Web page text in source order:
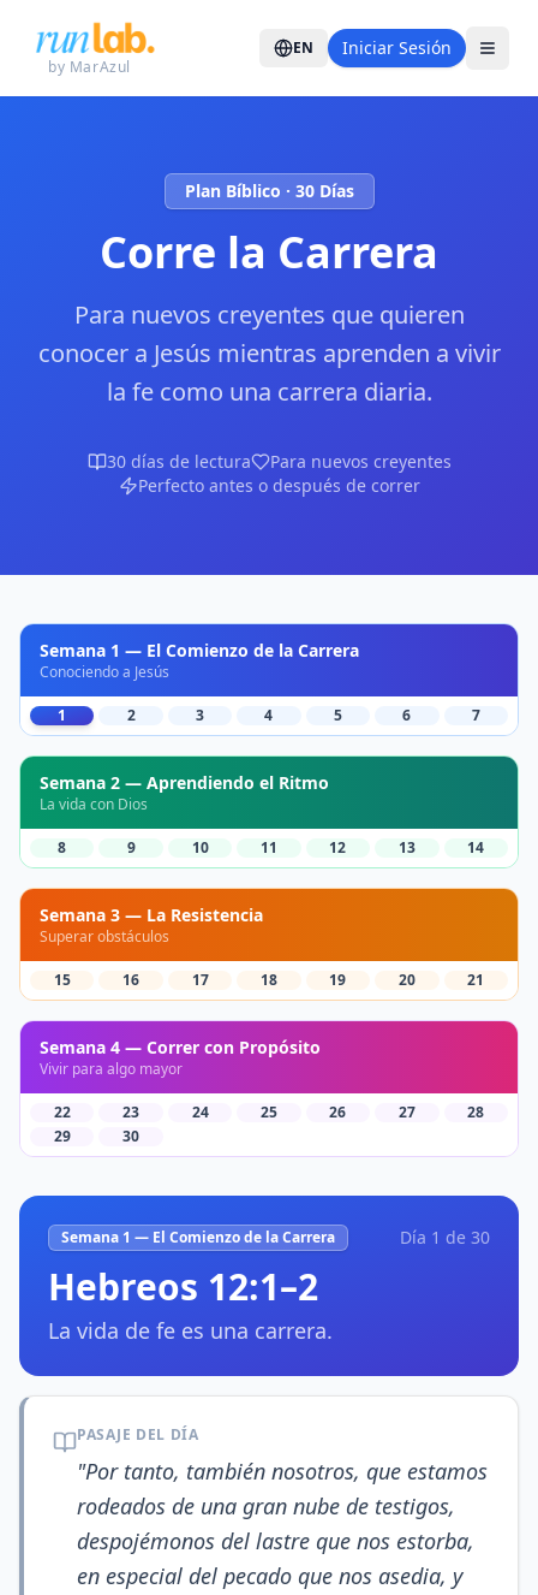
by MarAzul
EN Iniciar Sesión
Plan Bíblico · 30 Días
Corre la Carrera
Para nuevos creyentes que quieren
conocer a Jesús mientras aprenden a vivir
la fe como una carrera diaria.
30 días de lectura
Para nuevos creyentes
Perfecto antes o después de correr
Semana 1 — El Comienzo de la Carrera
Conociendo a Jesús
1 2 3 4 5 6 7
Semana 2 — Aprendiendo el Ritmo
La vida con Dios
8 9 10 11 12 13 14
Semana 3 — La Resistencia
Superar obstáculos
15 16 17 18 19 20 21
Semana 4 — Correr con Propósito
Vivir para algo mayor
22 23 24 25 26 27
28
29
30
Semana 1 — El Comienzo de la Carrera Día 1 de 30
Hebreos 12:1–2
La vida de fe es una carrera.
PASAJE DEL DÍA
"Por tanto, también nosotros, que estamos
rodeados de una gran nube de testigos,
despojémonos del lastre que nos estorba,
en especial del pecado que nos asedia, y